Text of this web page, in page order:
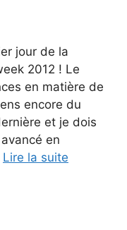
jour de la
2012 ! Le
en matière de
encore du
et je dois
en
Lire la suite